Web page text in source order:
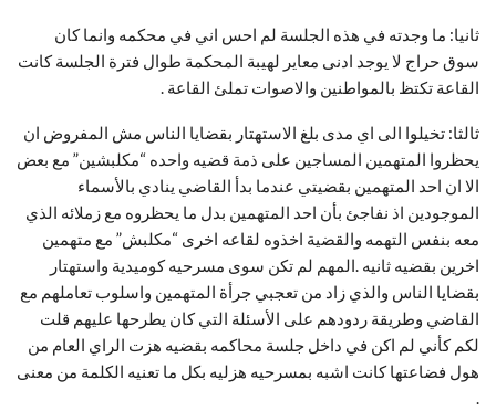
ثانيا: ما وجدته في هذه الجلسة لم احس اني في محكمه وانما كان
سوق حراج لا يوجد ادنى معاير لهيبة المحكمة طوال فترة الجلسة كانت
القاعة تكتظ بالمواطنين والاصوات تملئ القاعة .
ثالثا: تخيلوا الى اي مدى بلغ الاستهتار بقضايا الناس مش المفروض ان
يحظروا المتهمين المساجين على ذمة قضيه واحده “مكلبشين” مع بعض
الا ان احد المتهمين بقضيتي عندما بدأ القاضي ينادي بالأسماء
الموجودين اذ نفاجئ بأن احد المتهمين بدل ما يحظروه مع زملائه الذي
معه بنفس التهمه والقضية اخذوه لقاعه اخرى “مكلبش” مع متهمين
اخرين بقضيه ثانيه .المهم لم تكن سوى مسرحيه كوميدية واستهتار
بقضايا الناس والذي زاد من تعجبي جرأة المتهمين واسلوب تعاملهم مع
القاضي وطريقة ردودهم على الأسئلة التي كان يطرحها عليهم قلت
لكم كأني لم اكن في داخل جلسة محاكمه بقضيه هزت الراي العام من
هول فضاعتها كانت اشبه بمسرحيه هزليه بكل ما تعنيه الكلمة من معنى
.